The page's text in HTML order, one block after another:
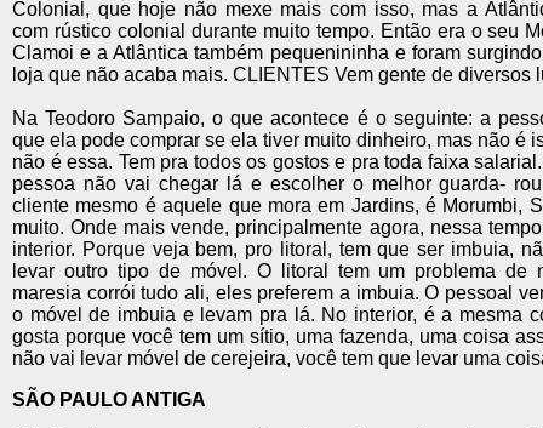
Colonial, que hoje não mexe mais com isso, mas a
com rústico colonial durante muito tempo. Então era o seu
Clamoi e a Atlântica também pequenininha e foram
loja que não acaba mais. CLIENTES Vem gente de diversos
Na Teodoro Sampaio, o que acontece é o seguinte: a
que ela pode comprar se ela tiver muito dinheiro, mas não é
não é essa. Tem pra todos os gostos e pra toda faixa
pessoa não vai chegar lá e escolher o melhor guarda-
cliente mesmo é aquele que mora em Jardins, é Morumbi,
muito. Onde mais vende, principalmente agora, nessa
interior. Porque veja bem, pro litoral, tem que ser imbuia,
levar outro tipo de móvel. O litoral tem um problema de
maresia corrói tudo ali, eles preferem a imbuia. O pessoal
o móvel de imbuia e levam pra lá. No interior, é a mesma
gosta porque você tem um sítio, uma fazenda, uma coisa
não vai levar móvel de cerejeira, você tem que levar uma
SÃO PAULO ANTIGA